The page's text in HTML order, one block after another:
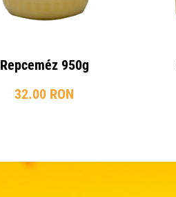
Repceméz 950g
32.00 RON